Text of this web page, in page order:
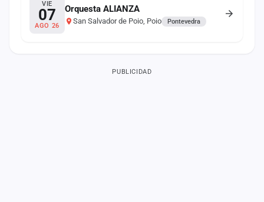
VIE
07
AGO 26
Orquesta ALIANZA
San Salvador de Poio, Poio Pontevedra
PUBLICIDAD